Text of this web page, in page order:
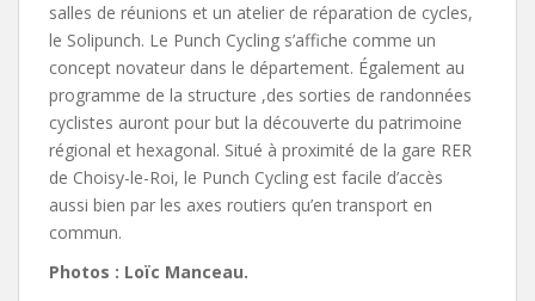
salles de réunions et un atelier de réparation de cycles,
le Solipunch. Le Punch Cycling s’affiche comme un
concept novateur dans le département. Également au
programme de la structure ,des sorties de randonnées
cyclistes auront pour but la découverte du patrimoine
régional et hexagonal. Situé à proximité de la gare RER
de Choisy-le-Roi, le Punch Cycling est facile d’accès
aussi bien par les axes routiers qu’en transport en
commun.
Photos : Loïc Manceau.